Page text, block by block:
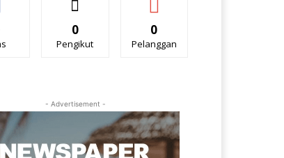
0
Pengikut
0
Pelanggan
- Advertisement -